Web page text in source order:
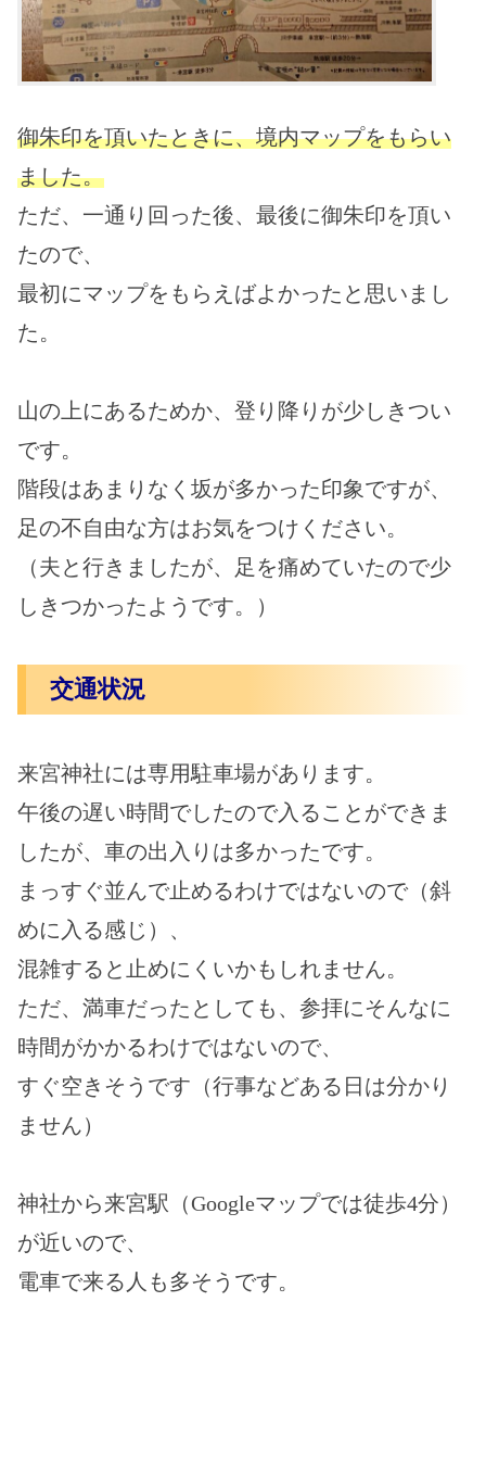
御朱印を頂いたときに、境内マップをもらい
ました。
ただ、一通り回った後、最後に御朱印を頂い
たので、
最初にマップをもらえばよかったと思いまし
た。
山の上にあるためか、登り降りが少しきつい
です。
階段はあまりなく坂が多かった印象ですが、
足の不自由な方はお気をつけください。
（夫と行きましたが、足を痛めていたので少
しきつかったようです。）
交通状況
来宮神社には専用駐車場があります。
午後の遅い時間でしたので入ることができま
したが、車の出入りは多かったです。
まっすぐ並んで止めるわけではないので（斜
めに入る感じ）、
混雑すると止めにくいかもしれません。
ただ、満車だったとしても、参拝にそんなに
時間がかかるわけではないので、
すぐ空きそうです（行事などある日は分かり
ません）
神社から来宮駅（Googleマップでは徒歩4分）
が近いので、
電車で来る人も多そうです。